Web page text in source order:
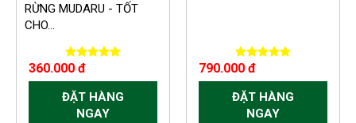
RỪNG MUDARU - TỐT
CHO...
360.000 đ
ĐẶT HÀNG
NGAY
790.000 đ
ĐẶT HÀNG
NGAY